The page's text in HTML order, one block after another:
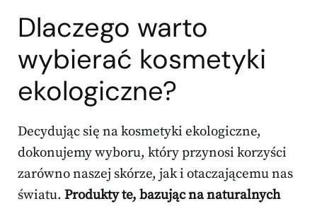
Dlaczego warto
wybierać kosmetyki
ekologiczne?
Decydując się na kosmetyki ekologiczne,
dokonujemy wyboru, który przynosi korzyści
zarówno naszej skórze, jak i otaczającemu nas
światu. Produkty te, bazując na naturalnych